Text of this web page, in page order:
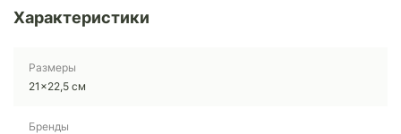
Характеристики
Размеры
21x22,5 см
Бренды